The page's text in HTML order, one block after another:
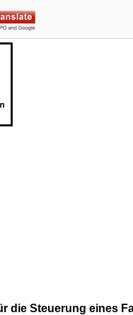
die Steuerung eines